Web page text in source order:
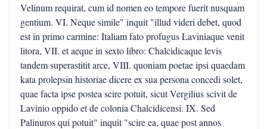
Velinum requirat, cum id nomen eo tempore fuerit nusquam
gentium. VI. Neque simile" inquit "illud videri debet, quod
est in primo carmine: Italiam fato profugus Laviniaque venit
litora, VII. et aeque in sexto libro: Chalcidicaque levis
tandem superastitit arce, VIII. quoniam poetae ipsi quaedam
kata prolepsin historiae dicere ex sua persona concedi solet,
quae facta ipse postea scire potuit, sicut Vergilius scivit de
Lavinio oppido et de colonia Chalcidicensi. IX. Sed
Palinuros qui potuit" inquit "scire ea, quae post annos